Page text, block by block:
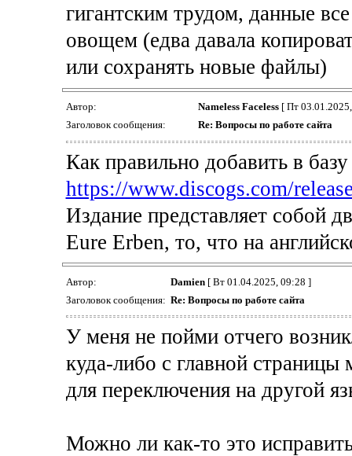
гигантским трудом, данные
овощем (едва давала
или сохранять новые файлы)
Автор: Nameless Faceless[ Пт
Заголовок сообщения:
Re: Вопросы по работе сайта
Как правильно добавить в
https://www.discogs.com/
Издание представляет собой
Eure Erben, то, что на
Автор: Damien[ Вт 01.04.2025, 09:28 ]
Заголовок сообщения: Re: Вопросы по работе сайта
У меня не пойми отчего
куда-либо с главной
для переключения на другой
Можно ли как-то это